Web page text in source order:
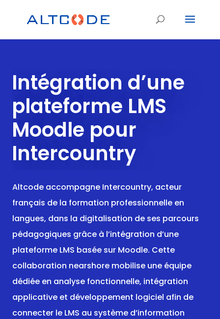
Intégration d’une
plateforme LMS
Moodle pour
Intercountry
Altcode accompagne Intercountry, acteur
français de la formation professionnelle en
langues, dans la digitalisation de ses parcours
pédagogiques grâce à l’intégration d’une
plateforme LMS basée sur Moodle. Cette
collaboration nearshore mobilise une équipe
dédiée en analyse fonctionnelle, intégration
applicative et développement logiciel afin de
connecter le LMS au système d’information